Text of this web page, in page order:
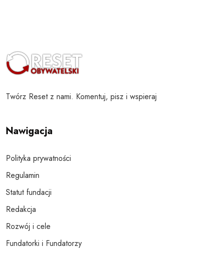
Twórz Reset z nami. Komentuj, pisz i wspieraj
Nawigacja
Polityka prywatności
Regulamin
Statut fundacji
Redakcja
Rozwój i cele
Fundatorki i Fundatorzy